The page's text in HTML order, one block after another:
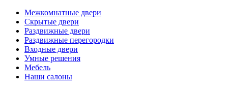
Межкомнатные двери
Скрытые двери
Раздвижные двери
Раздвижные перегородки
Входные двери
Умные решения
Мебель
Наши салоны